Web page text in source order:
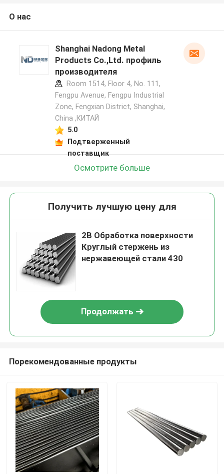
О нас
Shanghai Nadong Metal
Products Co.,Ltd. профиль
производителя
Room 1514, Floor 4, No. 111,
Fengpu Avenue, Fengpu Industrial
Zone, Fengxian District, Shanghai,
China ,КИТАЙ
5.0
Подтверженный
поставщик
Осмотрите больше
Получить лучшую цену для
2B Обработка поверхности
Круглый стержень из
нержавеющей стали 430
Продолжать
Порекомендованные продукты